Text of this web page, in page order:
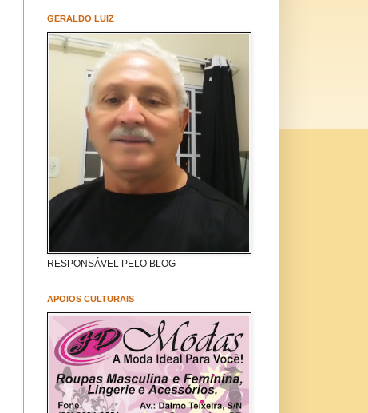
GERALDO LUIZ
RESPONSÁVEL PELO BLOG
APOIOS CULTURAIS